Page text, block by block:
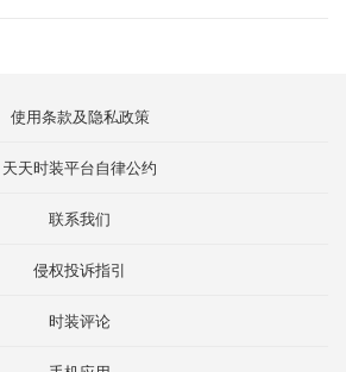
使用条款及隐私政策
天天时装平台自律公约
联系我们
侵权投诉指引
时装评论